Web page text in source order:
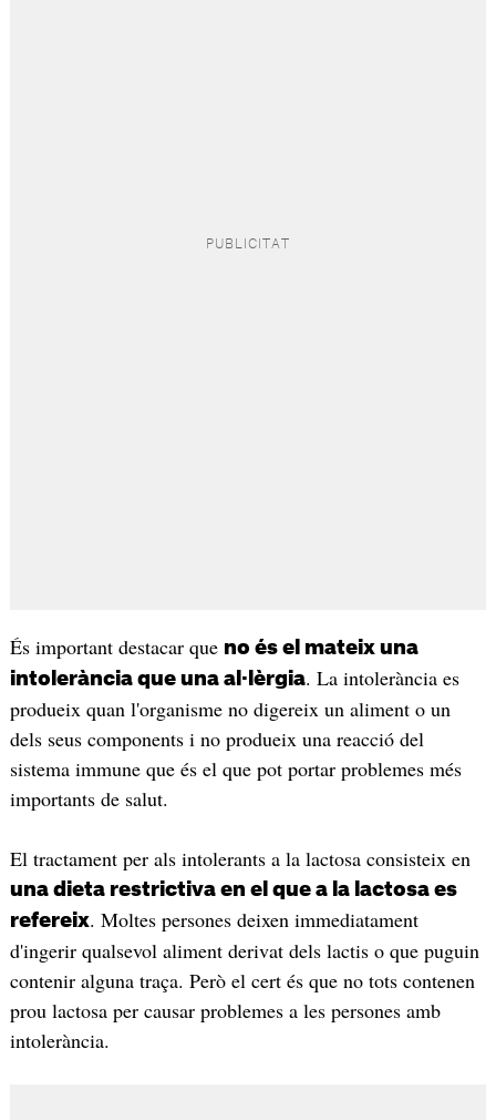
És important destacar que no és el mateix una
intolerància que una al·lèrgia. La intolerància es
produeix quan l'organisme no digereix un aliment o un
dels seus components i no produeix una reacció del
sistema immune que és el que pot portar problemes més
importants de salut.
El tractament per als intolerants a la lactosa consisteix en
una dieta restrictiva en el que a la lactosa es
refereix. Moltes persones deixen immediatament
d'ingerir qualsevol aliment derivat dels lactis o que puguin
contenir alguna traça. Però el cert és que no tots contenen
prou lactosa per causar problemes a les persones amb
intolerància.